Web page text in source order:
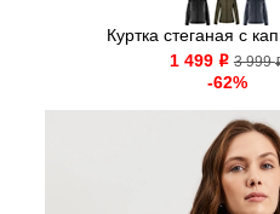
Куртка стеганая с
1 499 o 3 999
-62%